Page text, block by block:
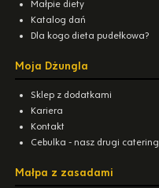
Małpie diety
Katalog dań
Dla kogo dieta pudełkowa?
Moja Dżungla
Sklep z dodatkami
Kariera
Kontakt
Cebulka - nasz drugi catering
Małpa z zasadami